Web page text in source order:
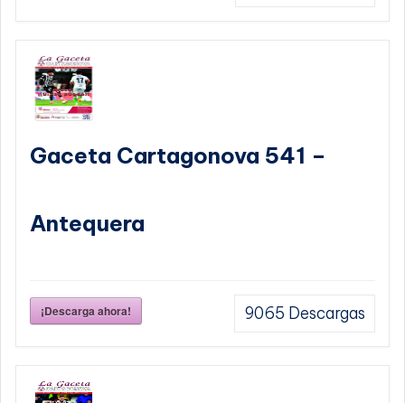
Gaceta Cartagonova 541 –
Antequera
¡Descarga ahora! 9065 Descargas